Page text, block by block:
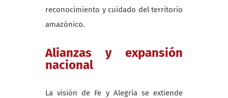
reconocimiento y cuidado del territorio
amazónico.
Alianzas y expansión
nacional
La visión de Fe y Alegría se extiende